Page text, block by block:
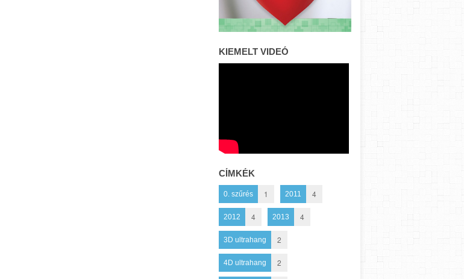
KIEMELT VIDEÓ
CÍMKÉK
0. szűrés 1 2011 4
2012 4 2013 4
3D ultrahang 2
4D ultrahang 2